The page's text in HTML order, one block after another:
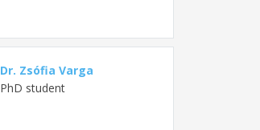
Dr. Zsófia Varga
PhD student